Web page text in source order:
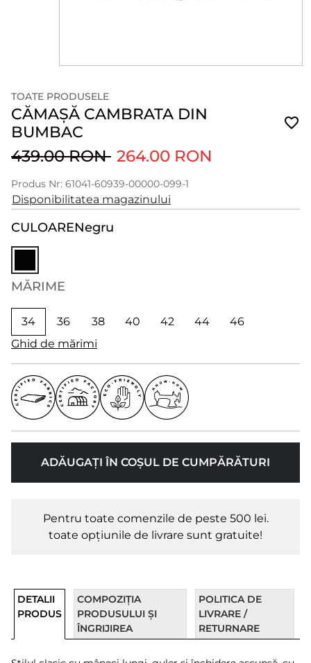
TOATE PRODUSELE
CĂMAȘĂ CAMBRATA DIN
BUMBAC
439.00 RON 264.00 RON
Produs Nr: 61041-60939-00000-099-1
Disponibilitatea magazinului
CULOARENegru
MĂRIME
34 36 38 40 42 44
46
Ghid de mărimi
ADĂUGAȚI ÎN COȘUL DE CUMPĂRĂTURI
Pentru toate comenzile de peste 500 lei.
toate opțiunile de livrare sunt gratuite!
DETALII
PRODUS
COMPOZIȚIA
PRODUSULUI ȘI
ÎNGRIJIREA
POLITICA DE
LIVRARE /
RETURNARE